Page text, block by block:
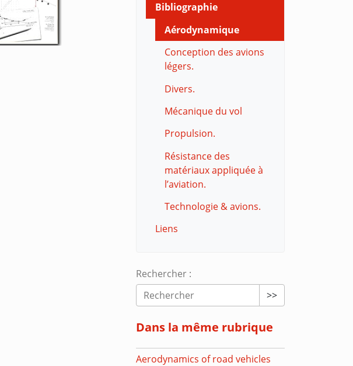
Bibliographie
Aérodynamique
Conception des avions
légers.
Divers.
Mécanique du vol
Propulsion.
Résistance des
matériaux appliquée à
l’aviation.
Technologie & avions.
Liens
Rechercher :
>>
Dans la même rubrique
Aerodynamics of road vehicles